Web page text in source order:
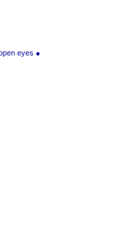
eyes ●